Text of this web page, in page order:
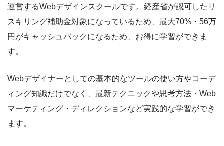
運営するWebデザインスクールです。経産省が認可したリ
スキリング補助金対象になっているため、最大70%・56万
円がキャッシュバックになるため、お得に学習ができま
す。
Webデザイナーとしての基本的なツールの使い方やコーデ
ィング知識だけでなく、最新テクニックや思考方法・Web
マーケティング・ディレクションなど実践的な学習ができ
ます。